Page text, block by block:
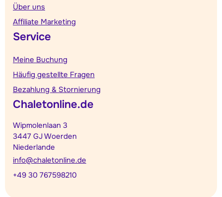
Über uns
Affiliate Marketing
Service
Meine Buchung
Häufig gestellte Fragen
Bezahlung & Stornierung
Chaletonline.de
Wipmolenlaan 3
3447 GJ Woerden
Niederlande
info@chaletonline.de
+49 30 767598210